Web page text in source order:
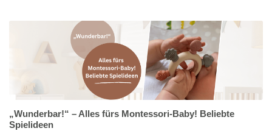
„Wunderbar!“ – Alles fürs Montessori-Baby! Beliebte
Spielideen